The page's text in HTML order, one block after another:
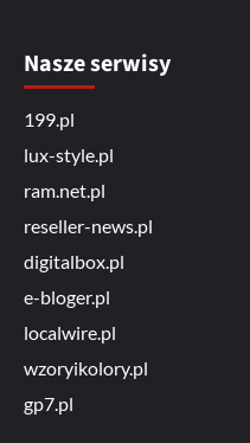
Nasze serwisy
199.pl
lux-style.pl
ram.net.pl
reseller-news.pl
digitalbox.pl
e-bloger.pl
localwire.pl
wzoryikolory.pl
gp7.pl